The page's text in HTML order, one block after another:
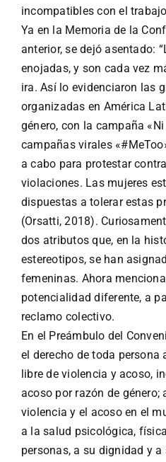
incompatibles con el
Ya en la Memoria de la
anterior, se dejó asentado:
enojadas, y son cada vez
ira. Así lo evidenciaron las
organizadas en América
género, con la campaña
campañas virales
a cabo para protestar
violaciones. Las mujeres
dispuestas a tolerar estas
(Orsatti, 2018).
dos atributos que, en la
estereotipos, se han
femeninas. Ahora
potencialidad diferente, a
reclamo colectivo.
En el Preámbulo del
el derecho de toda
libre de violencia y acoso,
acoso por razón de género;
violencia y el acoso en el
a la salud psicológica,
personas, a su dignidad y